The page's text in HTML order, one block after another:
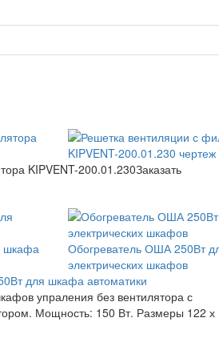
KIPVENT-200.01.230Заказать
шкафа
Обогреватель ОША 250Вт
электрических шкафов
для шкафа автоматики
упраления без вентилятора с
Мощность: 150 Вт. Размеры 122 х